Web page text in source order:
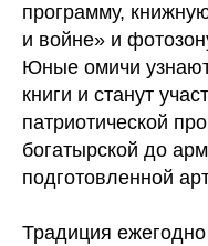
программу,
и войне» и
Юные омичи
книги и станут
патриотической
богатырской до
подготовленной
Традиция